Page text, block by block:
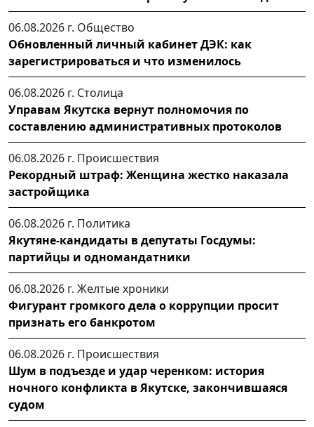
06.08.2026 г. Общество
Обновленный личный кабинет ДЭК: как
зарегистрироваться и что изменилось
06.08.2026 г. Столица
Управам Якутска вернут полномочия по
составлению административных протоколов
06.08.2026 г. Происшествия
Рекордный штраф: Женщина жестко наказала
застройщика
06.08.2026 г. Политика
Якутяне-кандидаты в депутаты Госдумы:
партийцы и одномандатники
06.08.2026 г. Желтые хроники
Фигурант громкого дела о коррупции просит
признать его банкротом
06.08.2026 г. Происшествия
Шум в подъезде и удар черенком: история
ночного конфликта в Якутске, закончившаяся
судом